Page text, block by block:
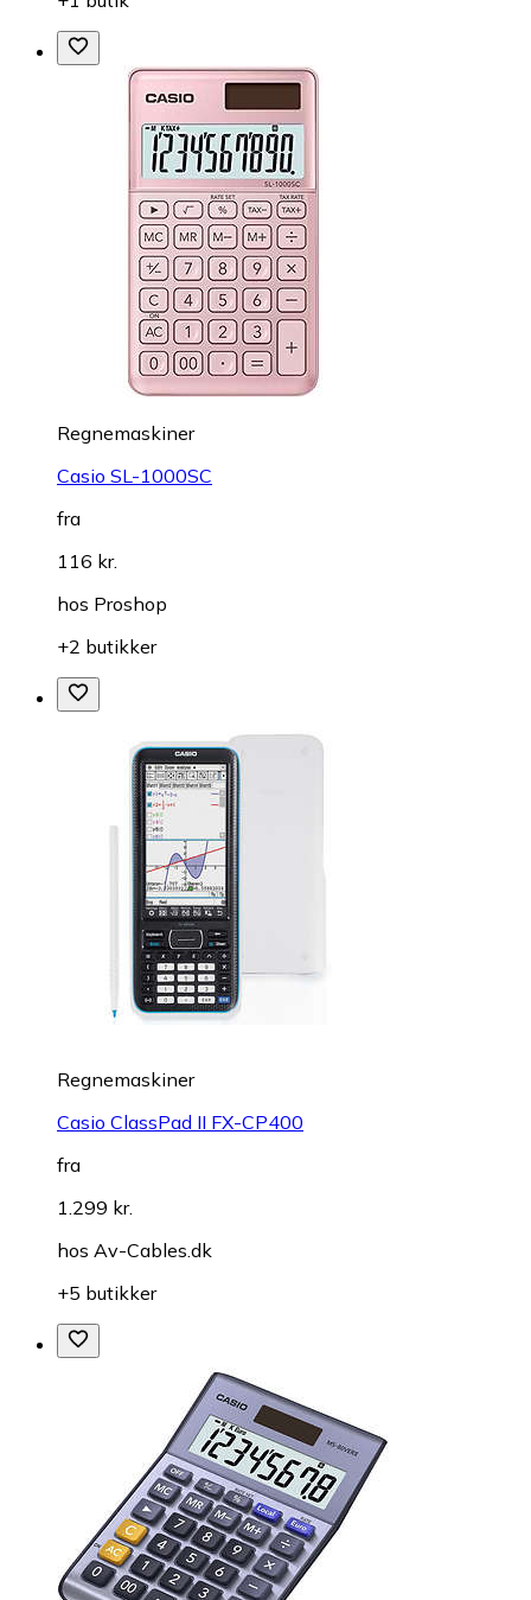
Regnemaskiner
Casio SL-1000SC
fra
116 kr.
hos Proshop
+2 butikker
Regnemaskiner
Casio ClassPad II FX-CP400
fra
1.299 kr.
hos Av-Cables.dk
+5 butikker